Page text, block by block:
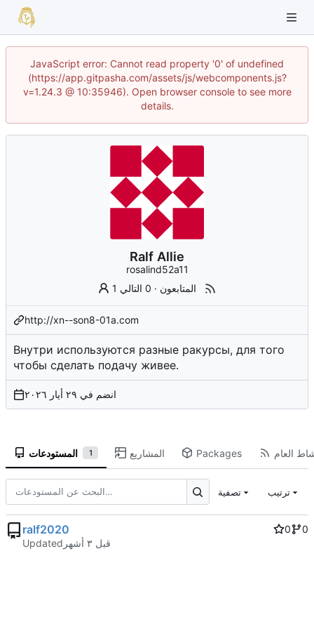
JavaScript error: Cannot read property '0' of undefined
(https://app.gitpasha.com/assets/js/webcomponents.js?
v=1.24.3 @ 10:35946). Open browser console to see more
details.
Ralf Allie
rosalind52a11
1 المتابعون · 0 التالي
http://xn--son8-01a.com
Внутри используются разные ракурсы, для того
чтобы сделать подачу живее.
انضم في
المستودعات 1 المشاريع Packages العام
تصفية ترتيب
ralf2020 0
0
Updated